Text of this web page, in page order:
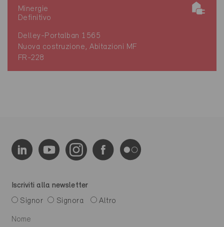
Minergie
Definitivo
Delley-Portalban 1565
Nuova costruzione, Abitazioni MF
FR-228
Iscriviti alla newsletter
Signor
Signora Altro